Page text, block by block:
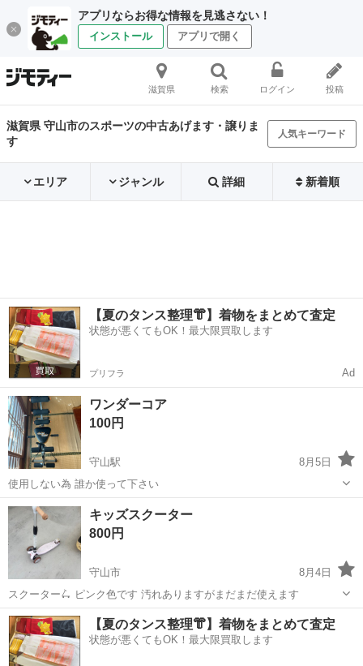
アプリならお得な情報を見逃さない！
インストール アプリで開く
滋賀県 検索 ログイン 投稿
滋賀県 守山市のスポーツの中古あげます・譲りま
す
人気キーワード
エリア ジャンル 詳細 新着順
【夏のタンス整理👘】着物をまとめて査定
状態が悪くてもOK！最大限買取します
プリフラ Ad
ワンダーコア
100円
守山駅
8月5日
使用しない為 誰か使って下さい
滋賀 守山市 守山駅 フィットネス、トレーニング
ワンダーコア
キッズスクーター
800円
守山市
8月4日
スクーター🛴 ピンク色です 汚れありますがまだまだ使えます
滋賀 守山市 スポーツ
【夏のタンス整理👘】着物をまとめて査定
状態が悪くてもOK！最大限買取します